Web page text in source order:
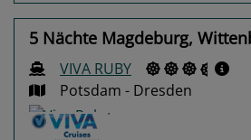
5 Nächte Magdeburg,
VIVA RUBY
Potsdam - Dresden